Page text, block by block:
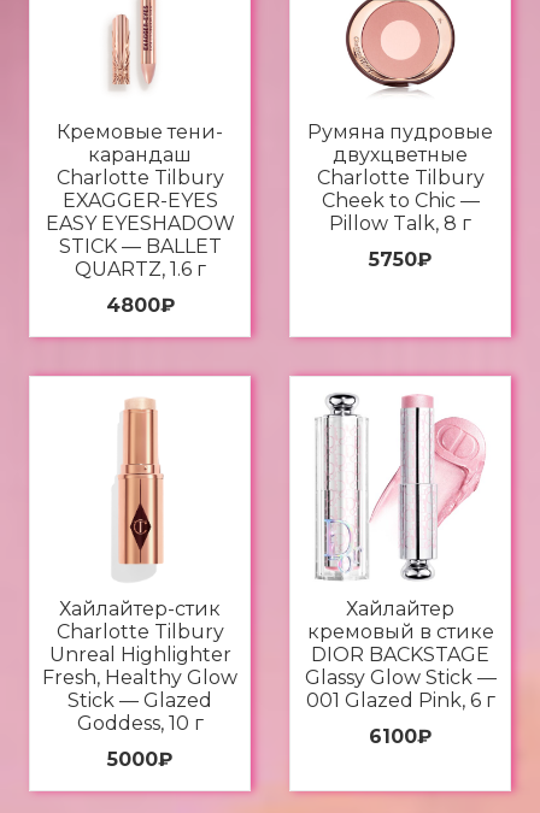
Кремовые тени-
карандаш
Charlotte Tilbury
EXAGGER-EYES
EASY EYESHADOW
STICK — BALLET
QUARTZ, 1.6 г
4800₽
Румяна пудровые
двухцветные
Charlotte Tilbury
Cheek to Chic —
Pillow Talk, 8 г
5750₽
Хайлайтер-стик
Charlotte Tilbury
Unreal Highlighter
Fresh, Healthy Glow
Stick — Glazed
Goddess, 10 г
5000₽
Хайлайтер
кремовый в стике
DIOR BACKSTAGE
Glassy Glow Stick —
001 Glazed Pink, 6 г
6100₽